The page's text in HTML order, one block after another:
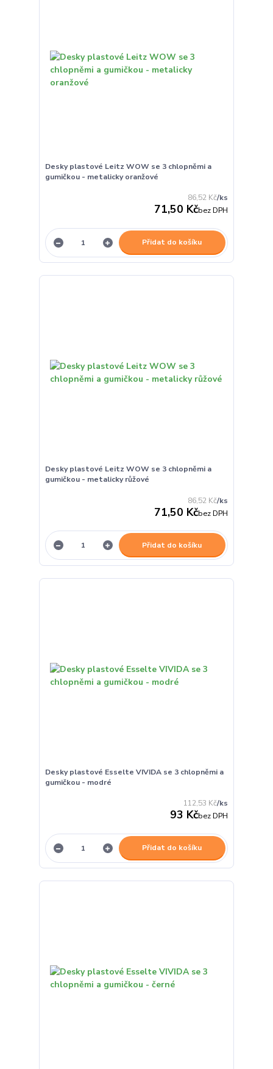
Desky plastové Leitz WOW se 3 chlopněmi a
gumičkou - metalicky oranžové
86,52 Kč/ks
71,50 Kčbez DPH
Přidat do košíku
Desky plastové Leitz WOW se 3 chlopněmi a
gumičkou - metalicky růžové
86,52 Kč/ks
71,50 Kčbez DPH
Přidat do košíku
Desky plastové Esselte VIVIDA se 3 chlopněmi a
gumičkou - modré
112,53 Kč/ks
93 Kčbez DPH
Přidat do košíku